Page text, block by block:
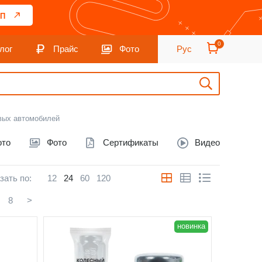
Прайс Фото Рус
0
автомобилей
Фото Сертификаты Видео
по: 12 24 60 120
8 >
новинка